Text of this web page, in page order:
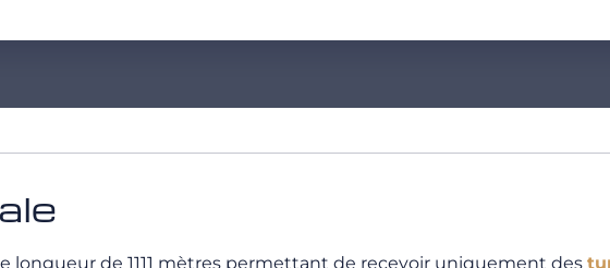
longueur de 1111 mètres permettant de recevoir uniquement des